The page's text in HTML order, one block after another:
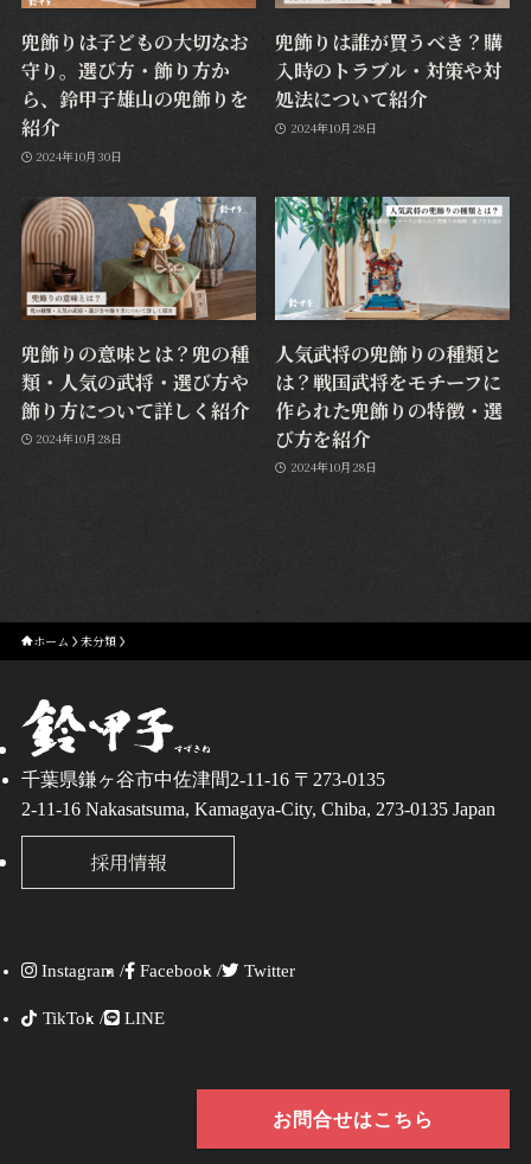
兜飾りは子どもの大切なお
守り。選び方・飾り方か
ら、鈴甲子雄山の兜飾りを
紹介
2024年10月30日
兜飾りは誰が買うべき？購
入時のトラブル・対策や対
処法について紹介
2024年10月28日
兜飾りの意味とは？兜の種
類・人気の武将・選び方や
飾り方について詳しく紹介
2024年10月28日
人気武将の兜飾りの種類と
は？戦国武将をモチーフに
作られた兜飾りの特徴・選
び方を紹介
2024年10月28日
ホーム 未分類
千葉県鎌ヶ谷市中佐津間2-11-16 〒273-0135
2-11-16 Nakasatsuma, Kamagaya-City, Chiba, 273-0135 Japan
採用情報
Instagram / Facebook / Twitter
TikTok / LINE
お問合せはこちら